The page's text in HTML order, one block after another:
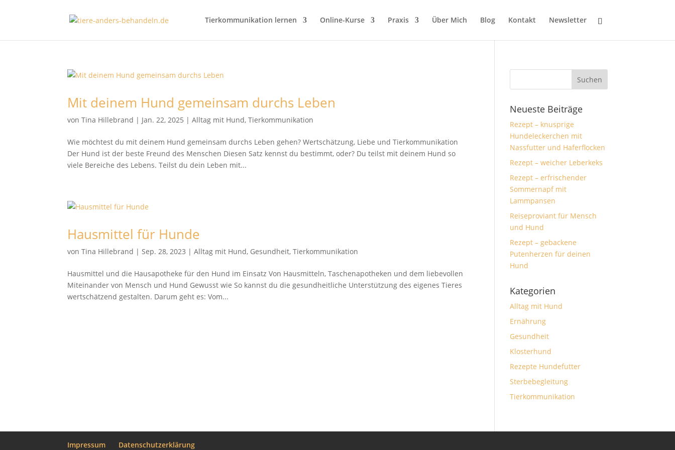
Tierkommunikation lernen Online-Kurse Praxis Über Mich Blog Kontakt Newsletter
Mit deinem Hund gemeinsam durchs Leben
vonTina Hillebrand | Jan. 22, 2025 |Alltag mit Hund,Tierkommunikation
Wie möchtest du mit deinem Hund gemeinsam durchs Leben gehen? Wertschätzung, Liebe und Tierkommunikation
Der Hund ist der beste Freund des Menschen Diesen Satz kennst du bestimmt, oder? Du teilst mit deinem Hund so
viele Bereiche des Lebens. Teilst du dein Leben mit...
Hausmittel für Hunde
vonTina Hillebrand |Sep. 28, 2023 |Alltag mit Hund, Gesundheit,Tierkommunikation
Hausmittel und die Hausapotheke für den Hund im Einsatz Von Hausmitteln, Taschenapotheken und dem liebevollen
Miteinander von Mensch und Hund Gewusst wie So kannst du die gesundheitliche Unterstützung des eigenes Tieres
wertschätzend gestalten. Darum geht es: Vom...
Neueste Beiträge
Rezept – knusprige
Hundeleckerchen mit
Nassfutter und Haferflocken
Rezept – weicher Leberkeks
Rezept – erfrischender
Sommernapf mit
Lammpansen
Reiseproviant für Mensch
und Hund
Rezept – gebackene
Putenherzen für deinen
Hund
Kategorien
Alltag mit Hund
Ernährung
Gesundheit
Klosterhund
Rezepte Hundefutter
Sterbebegleitung
Tierkommunikation
Impressum Datenschutzerklärung